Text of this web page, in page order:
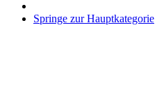
Springe zur Hauptkategorie